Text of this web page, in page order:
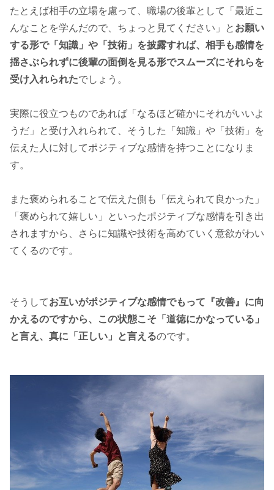
たとえば相手の立場を慮って、職場の後輩として「最近こ
んなことを学んだので、ちょっと見てください」と お願い
する形で「知識」や「技術」を披露すれば、相手も感情を
揺さぶられずに後輩の面倒を見る形でスムーズにそれらを
受け入れられたでしょう。
実際に役立つものであれば「なるほど確かにそれがいいよ
うだ」と受け入れられて、そうした「知識」や「技術」を
伝えた人に対してポジティブな感情を持つことになりま
す。
また褒められることで伝えた側も「伝えられて良かった」
「褒められて嬉しい」といったポジティブな感情を引き出
されますから、さらに知識や技術を高めていく意欲がわい
てくるのです。
そうしてお互いがポジティブな感情でもって『改善』に向
かえるのですから、この状態こそ「道徳にかなっている」
と言え、真に「正しい」と言えるのです。